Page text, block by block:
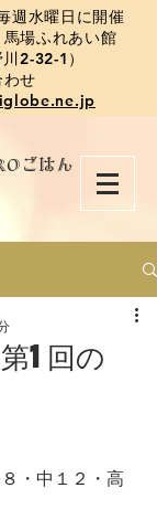
週水曜日に開催
場ふれあい館
2-32-1）
せ
ごはん
1回の
・中１２・高